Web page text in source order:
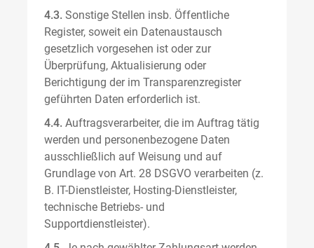
4.3. Sonstige Stellen insb. Öffentliche
Register, soweit ein Datenaustausch
gesetzlich vorgesehen ist oder zur
Überprüfung, Aktualisierung oder
Berichtigung der im Transparenzregister
geführten Daten erforderlich ist.
4.4. Auftragsverarbeiter, die im Auftrag tätig
werden und personenbezogene Daten
ausschließlich auf Weisung und auf
Grundlage von Art. 28 DSGVO verarbeiten (z.
B. IT-Dienstleister, Hosting-Dienstleister,
technische Betriebs- und
Supportdienstleister).